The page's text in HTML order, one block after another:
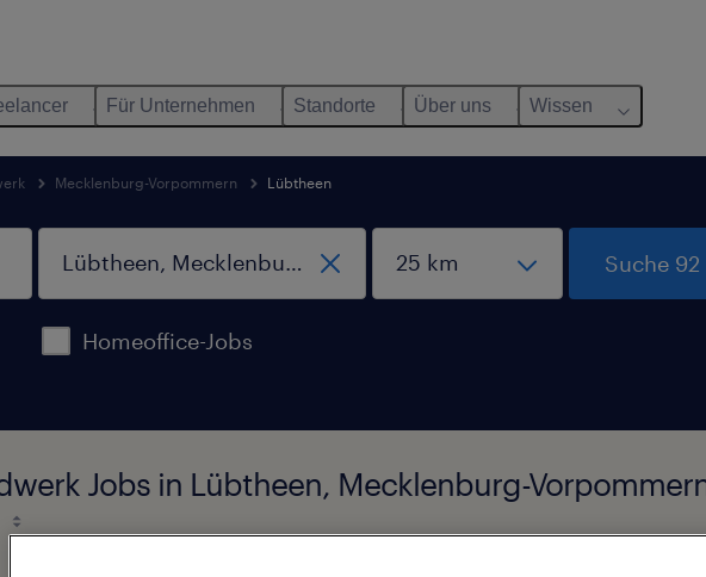
Für Unternehmen Standorte Über uns Wissen
Mecklenburg-Vorpommern Lübtheen
Homeoffice-Jobs
Suche 92
Jobs in Lübtheen, Mecklenburg-